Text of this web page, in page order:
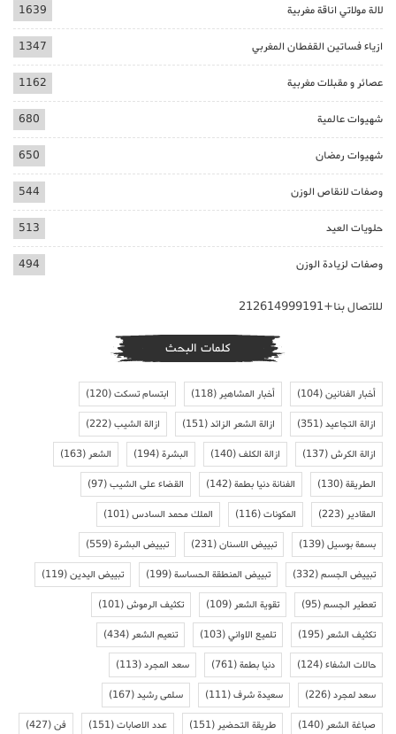
لالة مولاتي اناقة مغربية 1639
ازياء فساتين القفطان المغربي 1347
عصائر و مقبلات مغربية 1162
شهيوات عالمية 680
شهيوات رمضان 650
وصفات لانقاص الوزن 544
حلويات العيد 513
وصفات لزيادة الوزن 494
للاتصال بنا+212614999191
كلمات البحث
أخبار الفنانين(104) أخبار المشاهير(118) ابتسام تسكت(120)
ازالة التجاعيد(351) ازالة الشعر الزائد(151) ازالة الشيب(222)
ازالة الكرش(137) ازالة الكلف(140) البشرة(194) الشعر(163)
الطريقة(130) الفنانة دنيا بطمة(142) القضاء على الشيب(97)
المقادير(223) المكونات(116) الملك محمد السادس(101)
بسمة بوسيل(139) تبييض الاسنان(231) تبييض البشرة(559)
تبييض الجسم(332) تبييض المنطقة الحساسة(199) تبييض اليدين(119)
تعطير الجسم(95) تقوية الشعر(109) تكثيف الرموش(101)
تكثيف الشعر(195) تلميع الاواني(103) تنعيم الشعر(434)
حالات الشفاء(124) دنيا بطمة(761) سعد المجرد(113)
سعد لمجرد(226) سعيدة شرف(111) سلمى رشيد(167)
صباغة الشعر(140) طريقة التحضير(151) عدد الاصابات(151) فن(427)